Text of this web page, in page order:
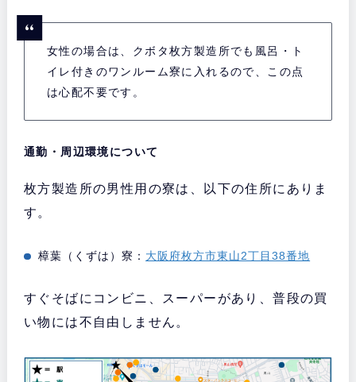
女性の場合は、クボタ枚方製造所でも風呂・ト
イレ付きのワンルーム寮に入れるので、この点
は心配不要です。
通勤・周辺環境について
枚方製造所の男性用の寮は、以下の住所にありま
す。
樟葉（くずは）寮： 大阪府枚方市東山2丁目38番地
すぐそばにコンビニ、スーパーがあり、普段の買
い物には不自由しません。